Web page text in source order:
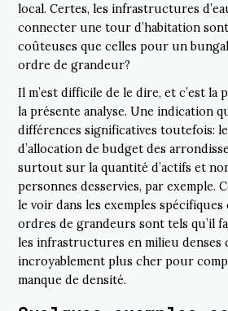
local. Certes, les infrastructures
connecter une tour d’habitation
coûteuses que celles pour un
ordre de grandeur?
Il m’est difficile de le dire, et c’est la
la présente analyse. Une indication
différences significatives toutefois:
d’allocation de budget des
surtout sur la quantité d’actifs et
personnes desservies, par exemple.
le voir dans les exemples spécifiques
ordres de grandeurs sont tels qu’il
les infrastructures en milieu denses
incroyablement plus cher pour
manque de densité.